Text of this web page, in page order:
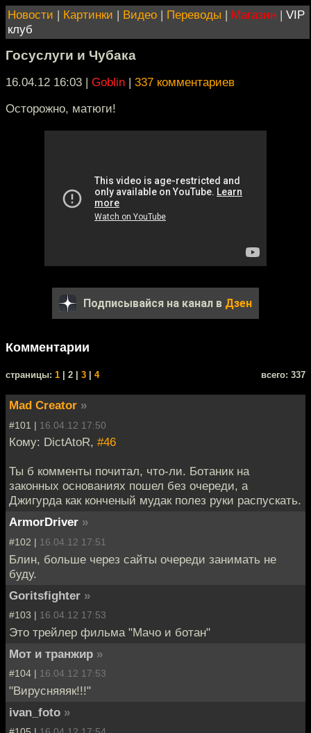
Новости | Картинки | Видео | Переводы | Магазин | VIP
клуб
Госуслуги и Чубака
16.04.12 16:03 | Goblin | 337 комментариев
Осторожно, матюги!
Подписывайся на канал в Дзен
Комментарии
cтраницы: 1 | 2 | 3 4 всего: 337
Mad Creator »
#101 | 16.04.12 17:50
Кому: DictAtoR, #46
Ты б комменты почитал, что-ли. Ботаник на
законных основаниях пошел без очереди, а
Джигурда как конченый мудак полез руки распускать.
ArmorDriver »
#102 | 16.04.12 17:51
Блин, больше через сайты очереди занимать не
буду.
Goritsfighter »
#103 | 16.04.12 17:53
Это трейлер фильма "Мачо и ботан"
Мот и транжир »
#104 | 16.04.12 17:53
"Вирусняяяк!!!"
ivan_foto »